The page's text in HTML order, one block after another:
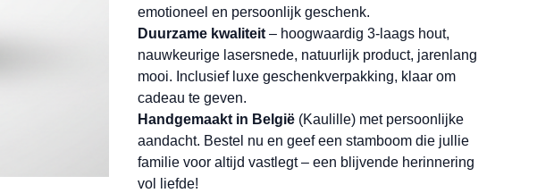
emotioneel en persoonlijk geschenk.
Duurzame kwaliteit– hoogwaardig 3-laags hout,
nauwkeurige lasersnede, natuurlijk product, jarenlang
mooi. Inclusief luxe geschenkverpakking, klaar om
cadeau te geven.
Handgemaakt in België(Kaulille) met persoonlijke
aandacht. Bestel nu en geef een stamboom die jullie
familie voor altijd vastlegt – een blijvende herinnering
vol liefde!